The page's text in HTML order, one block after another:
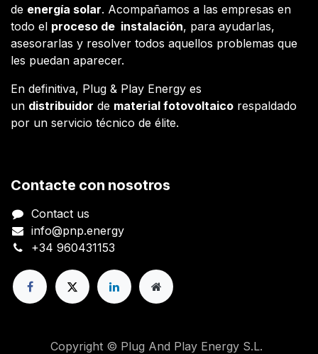
de energía solar. Acompañamos a las empresas en
todo el proceso de instalación, para ayudarlas,
asesorarlas y resolver todos aquellos problemas que
les puedan aparecer.
En definitiva, Plug & Play Energy es
un distribuidor de material fotovoltaico respaldado
por un servicio técnico de élite.
Contacte con nosotros
Contact us
info@pnp.energy
+34 960431153
Copyright © Plug And Play Energy S.L.